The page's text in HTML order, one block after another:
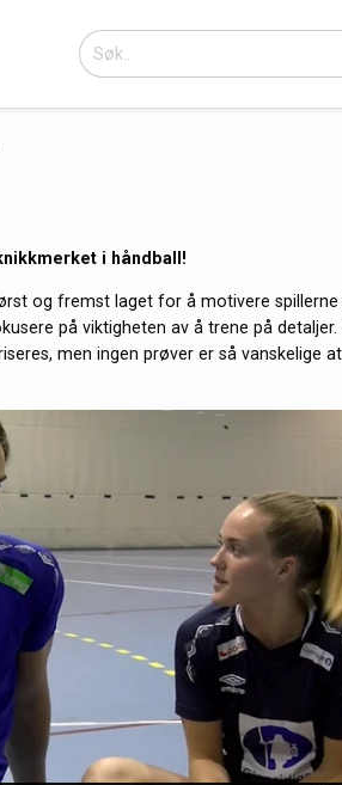
i håndball!
og fremst laget for å motivere
på viktigheten av å trene på
men ingen prøver er så vanskelige